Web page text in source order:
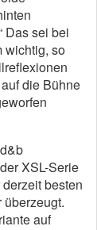
Das sei bei
wichtig, so
die Bühne
XSL-Serie
besten
überzeugt.
auf